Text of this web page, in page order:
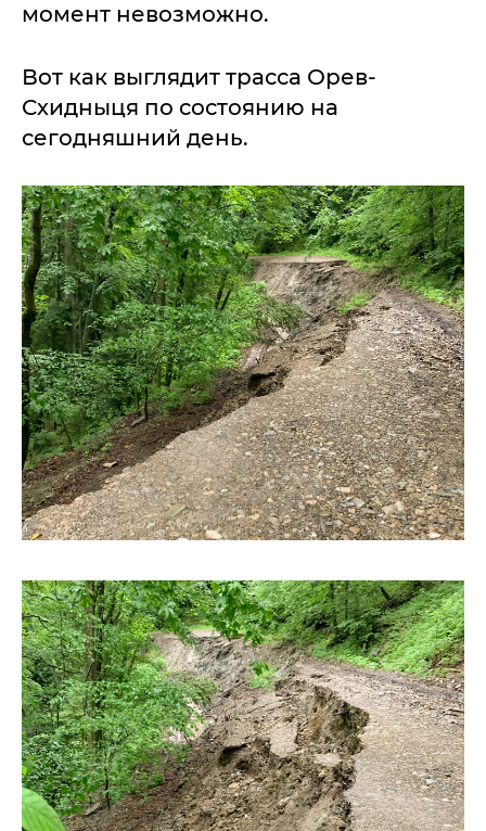
момент невозможно.
Вот как выглядит трасса Орев-
Схидныця по состоянию на
сегодняшний день.